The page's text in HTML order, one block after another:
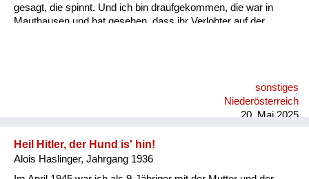
gesagt, die spinnt. Und ich bin draufgekommen, die war in
Mauthausen und hat gesehen, dass ihr Verlobter auf der
sonstiges
Niederösterreich
20. Mai 2025
Heil Hitler, der Hund is' hin!
Alois Haslinger, Jahrgang 1936